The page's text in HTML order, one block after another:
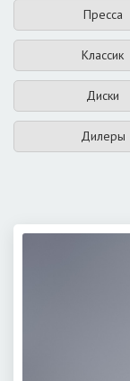
Пресса
Классик
Диски
Дилеры